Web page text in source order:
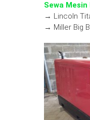
Sewa Mesin
→ Lincoln
→ Miller Big